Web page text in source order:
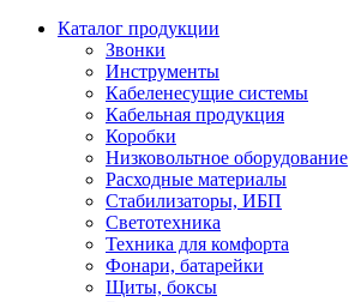
Каталог продукции
Звонки
Инструменты
Кабеленесущие системы
Кабельная продукция
Коробки
Низковольтное оборудование
Расходные материалы
Стабилизаторы, ИБП
Светотехника
Техника для комфорта
Фонари, батарейки
Щиты, боксы